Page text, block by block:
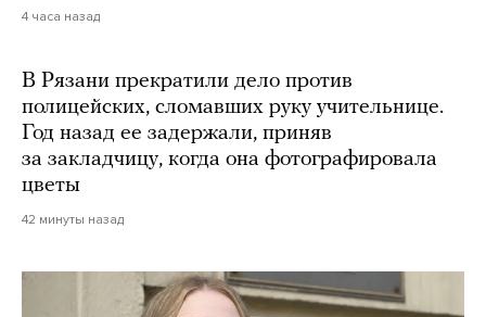
4 часа назад
В Рязани прекратили дело против
полицейских, сломавших руку учительнице.
Год назад ее задержали, приняв
за закладчицу, когда она фотографировала
цветы
42 минуты назад